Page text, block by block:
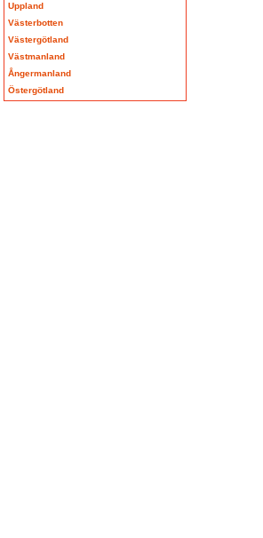
Uppland
Västerbotten
Västergötland
Västmanland
Ångermanland
Östergötland